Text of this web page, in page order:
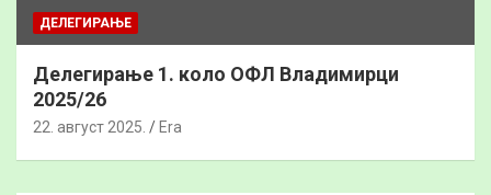
ДЕЛЕГИРАЊЕ
Делегирање 1. коло ОФЛ Владимирци
2025/26
22. август 2025. Era